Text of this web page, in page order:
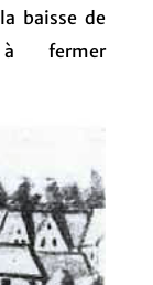
baisse de
fermer